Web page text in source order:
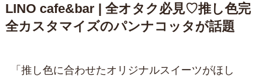
LINO cafe&bar | 全オタク必見♡推し色完
全カスタマイズのパンナコッタが話題
「推し色に合わせたオリジナルスイーツがほし